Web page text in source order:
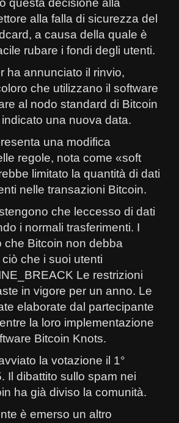
questa decisione alla
alla falla di sicurezza del
a causa della quale è
rubare i fondi degli utenti.
ha annunciato il rinvio,
che utilizzano il software
al nodo standard di Bitcoin
una nuova data.
una modifica
regole, nota come «soft
limitato la quantità di dati
nelle transazioni Bitcoin.
che leccesso di dati
i normali trasferimenti. I
che Bitcoin non debba
che i suoi utenti
Le restrizioni
in vigore per un anno. Le
elaborate dal partecipante
la loro implementazione
Bitcoin Knots.
la votazione il 1°
Il dibattito sullo spam nei
ha già diviso la comunità.
è emerso un altro